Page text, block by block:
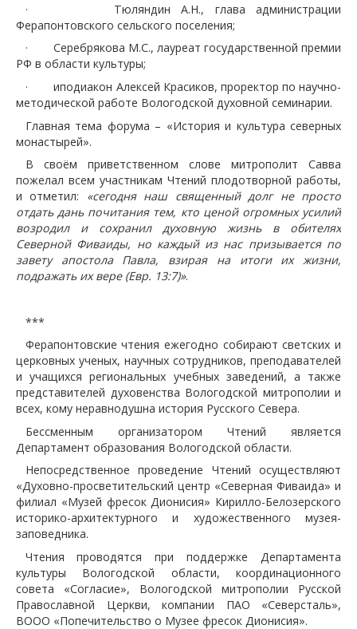
·
Тюляндин А.Н., глава администрации
Ферапонтовского сельского поселения;
·
Серебрякова М.С., лауреат государственной премии
РФ в области культуры;
·
иподиакон Алексей Красиков, проректор по научно-
методической работе Вологодской духовной семинарии.
Главная тема форума – «История и культура северных
монастырей».
В своём приветственном слове митрополит Савва
пожелал всем участникам Чтений плодотворной работы,
и отметил: «сегодня наш священный долг не просто
отдать дань почитания тем, кто ценой огромных усилий
возродил и сохранил духовную жизнь в обителях
Северной Фиваиды, но каждый из нас призывается по
завету апостола Павла, взирая на итоги их жизни,
подражать их вере (Евр. 13:7)».
***
Ферапонтовские чтения ежегодно собирают светских и
церковных ученых, научных сотрудников, преподавателей
и учащихся региональных учебных заведений, а также
представителей духовенства Вологодской митрополии и
всех, кому неравнодушна история Русского Севера.
Бессменным организатором Чтений является
Департамент образования Вологодской области.
Непосредственное проведение Чтений осуществляют
«Духовно-просветительский центр «Северная Фиваида» и
филиал «Музей фресок Дионисия» Кирилло-Белозерского
историко-архитектурного и художественного музея-
заповедника.
Чтения проводятся при поддержке Департамента
культуры Вологодской области, координационного
совета «Согласие», Вологодской митрополии Русской
Православной Церкви, компании ПАО «Северсталь»,
ВООО «Попечительство о Музее фресок Дионисия».